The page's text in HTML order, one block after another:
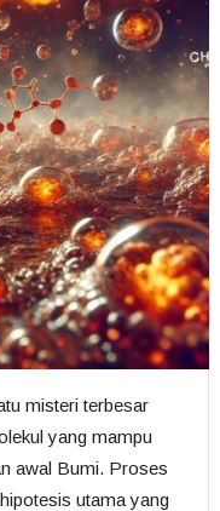
misteri terbesar
yang mampu
awal Bumi. Proses
utama yang